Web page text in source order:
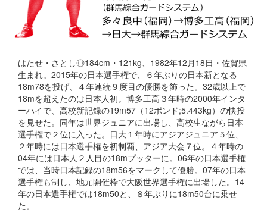
はたせ・さとし◎184cm・121kg、1982年12月18日・佐賀県
生まれ。2015年の日本選手権で、６年ぶりの日本新となる
18m78を投げ、４年連続９度目の優勝を飾った。32歳以上で
18mを超えたのは日本人初。博多工高３年時の2000年インタ
ーハイで、高校新記録の19m57（12ポンド;5.443kg）の快投
を見せた。同年は世界ジュニアに出場し、高校生ながら日本
選手権で２位に入った。日大１年時にアジアジュニア５位、
２年時には日本選手権を初制覇、アジア大会７位。４年時の
04年には日本人２人目の18mプッターに。06年の日本選手権
では、当時日本記録の18m56をマークして優勝。07年の日本
選手権も制し、地元開催枠で大阪世界選手権に出場した。14
年の日本選手権では18m50と、８年ぶりに18m50台に乗せ
た。